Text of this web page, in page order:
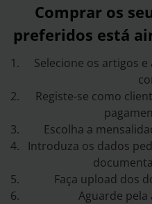
Comprar os
preferidos está
Selecione os artigos
Registe-se como
Escolha a
Introduza os dados
Faça upload dos
Aguarde pela